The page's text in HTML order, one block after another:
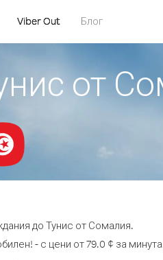
Viber Out Блог
от
до Тунис от Сомалия.
- с цени от 79.0 ¢ за